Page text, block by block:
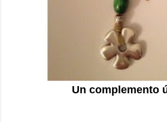
Un complemento